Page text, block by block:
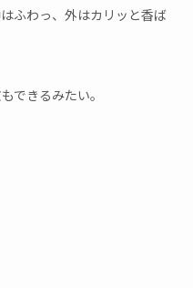
ふわっ、外はカリッと香ば
できるみたい。